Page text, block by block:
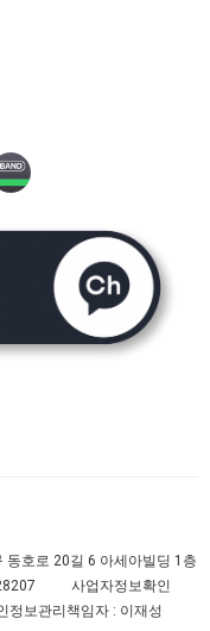
동호로 20길 6 아세아빌딩 1층
사업자정보확인
정보관리책임자 : 이재성